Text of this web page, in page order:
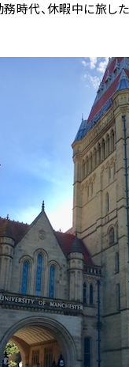
時代、休暇中に旅し